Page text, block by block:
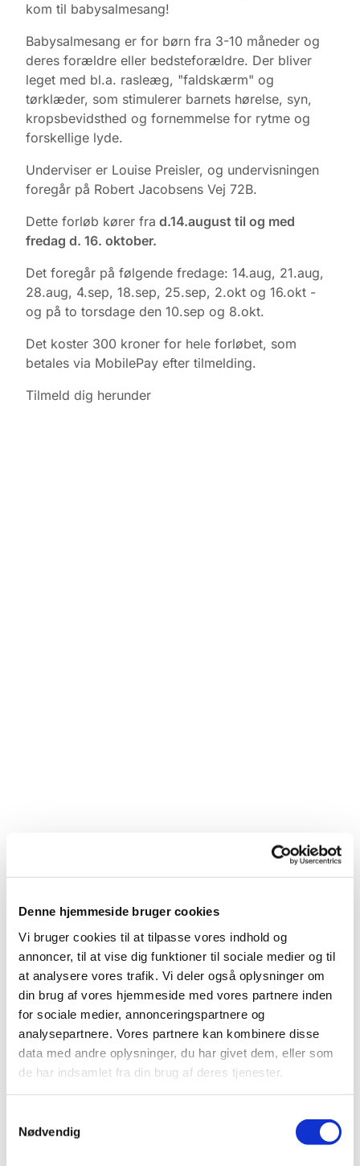
Denne hjemmeside bruger cookies
Vi bruger cookies til at tilpasse vores indhold og
annoncer, til at vise dig funktioner til sociale medier og til
at analysere vores trafik. Vi deler også oplysninger om
din brug af vores hjemmeside med vores partnere inden
for sociale medier, annonceringspartnere og
analysepartnere. Vores partnere kan kombinere disse
data med andre oplysninger, du har givet dem, eller som
de har indsamlet fra din brug af deres tjenester.
Nødvendig
kom til babysalmesang!
Babysalmesang er for børn fra 3-10 måneder og
deres forældre eller bedsteforældre. Der bliver
leget med bl.a. rasleæg, "faldskærm" og
tørklæder, som stimulerer barnets hørelse, syn,
kropsbevidsthed og fornemmelse for rytme og
forskellige lyde.
Underviser er Louise Preisler, og undervisningen
foregår på Robert Jacobsens Vej 72B.
Dette forløb kører fra d.14.august til og med
fredag d. 16. oktober.
Det foregår på følgende fredage: 14.aug, 21.aug,
28.aug, 4.sep, 18.sep, 25.sep, 2.okt og 16.okt -
og på to torsdage den 10.sep og 8.okt.
Det koster 300 kroner for hele forløbet, som
betales via MobilePay efter tilmelding.
Tilmeld dig herunder